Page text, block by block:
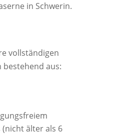
in Schwerin.
vollständigen
aus:
(nicht älter als 6